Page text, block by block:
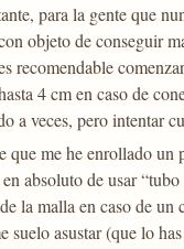
para la gente que
objeto de conseguir
recomendable
4 cm en caso de
a veces, pero intentar
que me he enrollado un
absoluto de usar
la malla en caso de
suelo asustar (que lo